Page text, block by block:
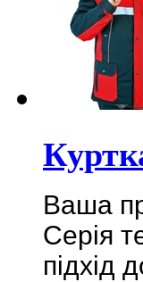
Ваша
Серія
підхід